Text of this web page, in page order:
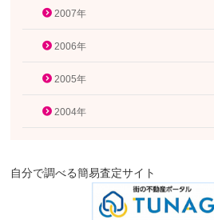
2007年
2006年
2005年
2004年
自分で調べる簡易査定サイト